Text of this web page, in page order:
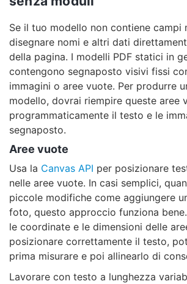
Se il tuo modello non contiene campi
disegnare nomi e altri dati
della pagina. I modelli PDF statici in
contengono segnaposto visivi fissi
immagini o aree vuote. Per produrre
modello, dovrai riempire queste aree
programmaticamente il testo e le
segnaposto.
Aree vuote
Usa la Canvas API per posizionare
nelle aree vuote. In casi semplici,
piccole modifiche come aggiungere
foto, questo approccio funziona
le coordinate e le dimensioni delle
posizionare correttamente il testo,
prima misurare e poi allinearlo di
Lavorare con testo a lunghezza